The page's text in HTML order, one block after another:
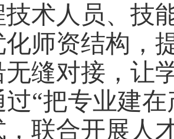
技术人员、技
化师资结构，
无缝对接，让
过“把专业建
，联合开展人